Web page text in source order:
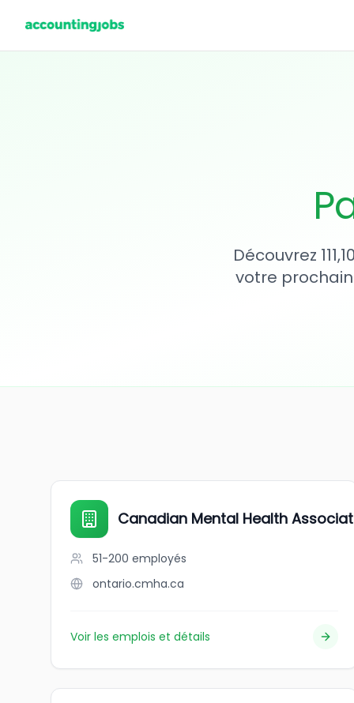
Découvrez
votre
Canadian Mental Health
51-200 employés
ontario.cmha.ca
Voir les emplois et détails